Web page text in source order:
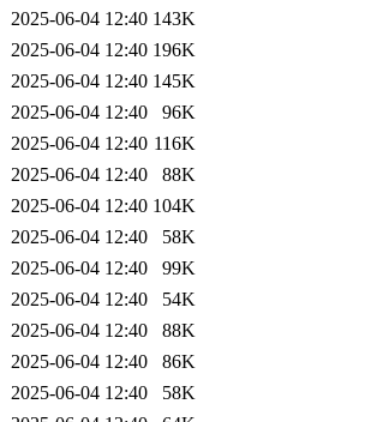
2025-06-04 12:40 143K
2025-06-04 12:40 196K
2025-06-04 12:40 145K
2025-06-04 12:40
96K
2025-06-04 12:40 116K
2025-06-04 12:40
88K
2025-06-04 12:40 104K
2025-06-04 12:40
58K
2025-06-04 12:40
99K
2025-06-04 12:40
54K
2025-06-04 12:40
88K
2025-06-04 12:40
86K
2025-06-04 12:40
58K